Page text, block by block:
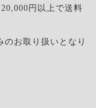
円以上で送料
お取り扱いとなり